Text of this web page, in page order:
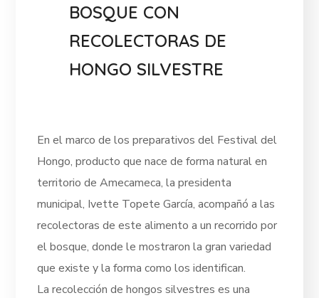
BOSQUE CON
RECOLECTORAS DE
HONGO SILVESTRE
En el marco de los preparativos del Festival del
Hongo, producto que nace de forma natural en
territorio de Amecameca, la presidenta
municipal, Ivette Topete García, acompañó a las
recolectoras de este alimento a un recorrido por
el bosque, donde le mostraron la gran variedad
que existe y la forma como los identifican.
La recolección de hongos silvestres es una